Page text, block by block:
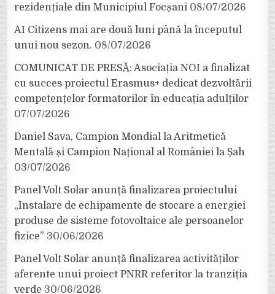
rezidențiale din Municipiul Focșani 08/07/2026
AI Citizens mai are două luni până la începutul
unui nou sezon. 08/07/2026
COMUNICAT DE PRESĂ: Asociația NOI a finalizat
cu succes proiectul Erasmus+ dedicat dezvoltării
competențelor formatorilor în educația adulților
07/07/2026
Daniel Sava, Campion Mondial la Aritmetică
Mentală și Campion Național al României la Șah
03/07/2026
Panel Volt Solar anunță finalizarea proiectului
„Instalare de echipamente de stocare a energiei
produse de sisteme fotovoltaice ale persoanelor
fizice” 30/06/2026
Panel Volt Solar anunță finalizarea activităților
aferente unui proiect PNRR referitor la tranziția
verde 30/06/2026